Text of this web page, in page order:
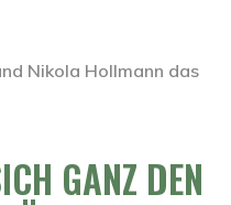
Nikola Hollmann das
GANZ DEN